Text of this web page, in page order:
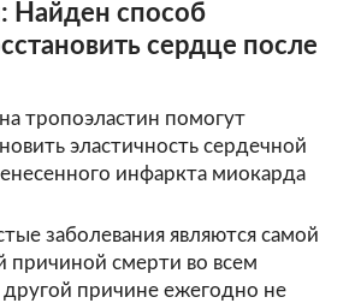
Найден способ
сердце после
тропоэластин помогут
эластичность сердечной
инфаркта миокарда
заболевания являются самой
причиной смерти во всем
причине ежегодно не